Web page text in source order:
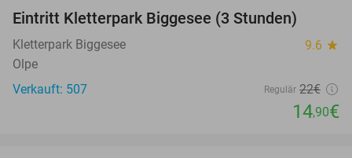
Eintritt Kletterpark Biggesee (3 Stunden)
Kletterpark Biggesee 9.6 star
Olpe
Verkauft: 507
Regulär 22€
14,90€